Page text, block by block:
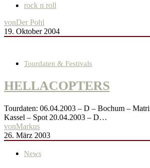
rock n roll
vonDer Pohl
19. Oktober 2004
Tourdaten & Festivals
HELLACOPTERS
Tourdaten: 06.04.2003 – D – Bochum –
Kassel – Spot 20.04.2003 – D…
vonMarkus
26. März 2003
News